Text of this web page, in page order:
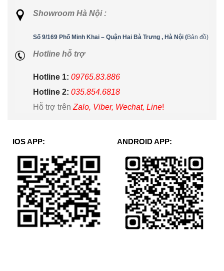
Showroom Hà Nội :
Số 9/169 Phố Minh Khai – Quận Hai Bà Trưng , Hà Nội (Bản đồ)
Hotline hỗ trợ
Hotline 1: 09765.83.886
Hotline 2: 035.854.6818
Hỗ trợ trên Zalo, Viber, Wechat, Line!
IOS APP: ANDROID APP: